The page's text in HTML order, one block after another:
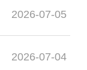
2026-07-05
2026-07-04